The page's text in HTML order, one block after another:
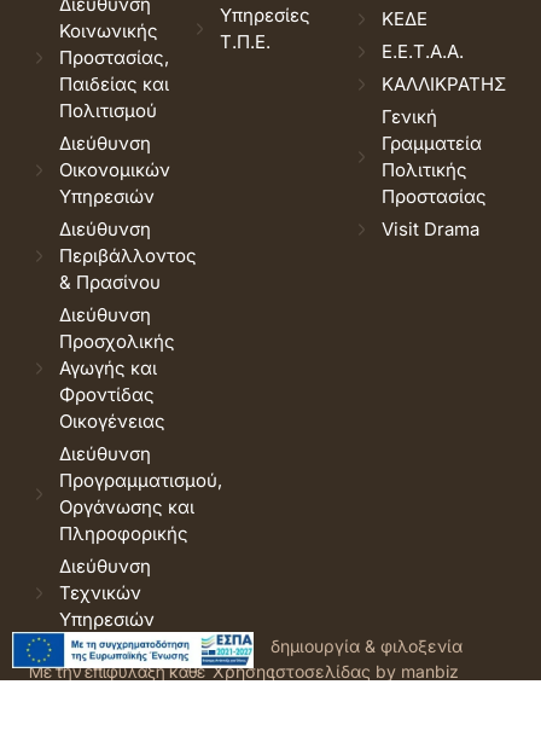
Κοινωνικής
Προστασίας,
Παιδείας και
Πολιτισμού
Διεύθυνση
Οικονομικών
Υπηρεσιών
Διεύθυνση
Περιβάλλοντος
& Πρασίνου
Διεύθυνση
Προσχολικής
Αγωγής και
Φροντίδας
Οικογένειας
Διεύθυνση
Προγραμματισμού,
Οργάνωσης και
Πληροφορικής
Διεύθυνση
Τεχνικών
Υπηρεσιών
Υπηρεσίες
Τ.Π.Ε.
ΚΕΔΕ
Ε.Ε.Τ.Α.Α.
ΚΑΛΛΙΚΡΑΤΗΣ
Γενική
Γραμματεία
Πολιτικής
Προστασίας
Visit Drama
© 2026 Δήμος Δράμας.
Με την επιφύλαξη κάθε
Όροι
Χρήσης
δημιουργία & φιλοξενία
ιστοσελίδας by manbiz